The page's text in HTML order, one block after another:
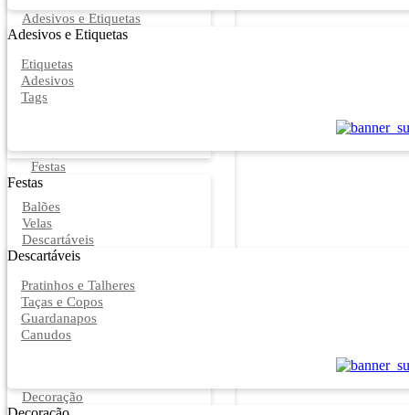
Adesivos e Etiquetas
Adesivos e Etiquetas
Etiquetas
Adesivos
Tags
Festas
Festas
Balões
Velas
Descartáveis
Descartáveis
Pratinhos e Talheres
Taças e Copos
Guardanapos
Canudos
Decoração